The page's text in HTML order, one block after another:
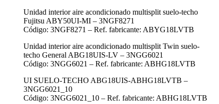
Unidad interior aire acondicionado multisplit suelo-techo
Fujitsu ABY50UI-MI – 3NGF8271
Código: 3NGF8271 – Ref. fabricante: ABYG18LVTB
Unidad interior aire acondicionado multisplit Twin suelo-
techo General ABG18UIS-LV – 3NGG6021
Código: 3NGG6021 – Ref. fabricante: ABHG18LVTB
UI SUELO-TECHO ABG18UIS-ABHG18LVTB –
3NGG6021_10
Código: 3NGG6021_10 – Ref. fabricante: ABHG18LVTB